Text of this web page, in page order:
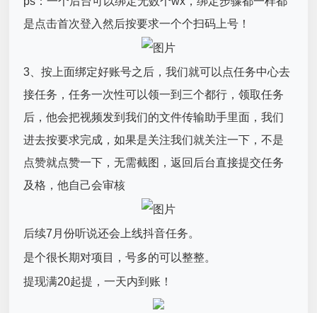
是点击首次登入然后按要求一个个扫码上号！
3、按上面绑定好账号之后，我们就可以点任务中心去
接任务，任务一次性可以领一到三个都行，领取任务
后，他会把视频发到我们的文件传输助手里面，我们
进去按要求完成，如果是关注我们就关注一下，不是
点赞就点赞一下，无需截图，返回后台直接提交任务
及格，他自己会审核
后续7月份听说还会上线抖音任务。
是个很长期对项目，号多的可以整整。
提现满20起提，一天内到账！